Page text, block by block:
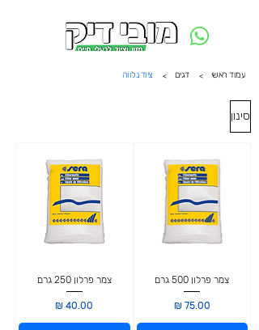
עמוד ראשי > דגים > ציוד נלווה
סינון
צמר פרלון 500 גרם
מחיר
צמר פרלון 250 גרם
מחיר